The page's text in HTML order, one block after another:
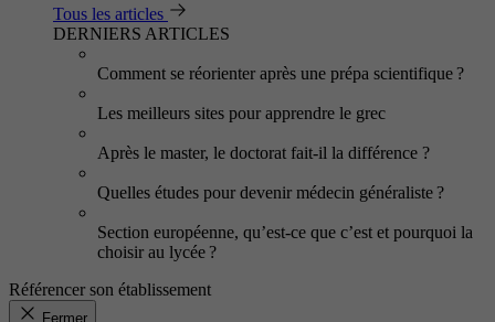
Tous les articles
DERNIERS ARTICLES
Comment se réorienter après une prépa scientifique ?
Les meilleurs sites pour apprendre le grec
Après le master, le doctorat fait-il la différence ?
Quelles études pour devenir médecin généraliste ?
Section européenne, qu’est-ce que c’est et pourquoi la
choisir au lycée ?
Référencer son établissement
Fermer